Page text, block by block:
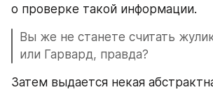
о проверке такой информации.
Вы же не станете считать
или Гарвард, правда?
Затем выдается некая